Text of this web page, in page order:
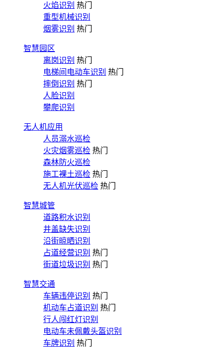
火焰识别 热门
重型机械识别
烟雾识别 热门
智慧园区
离岗识别 热门
电梯间电动车识别 热门
摔倒识别 热门
人脸识别
攀爬识别
无人机应用
人员溺水巡检
火灾烟雾巡检 热门
森林防火巡检
施工裸土巡检 热门
无人机光伏巡检 热门
智慧城管
道路积水识别
井盖缺失识别
沿街晾晒识别
占道经营识别 热门
街道垃圾识别 热门
智慧交通
车辆违停识别 热门
机动车占道识别 热门
行人闯红灯识别
电动车未佩戴头盔识别
车牌识别 热门